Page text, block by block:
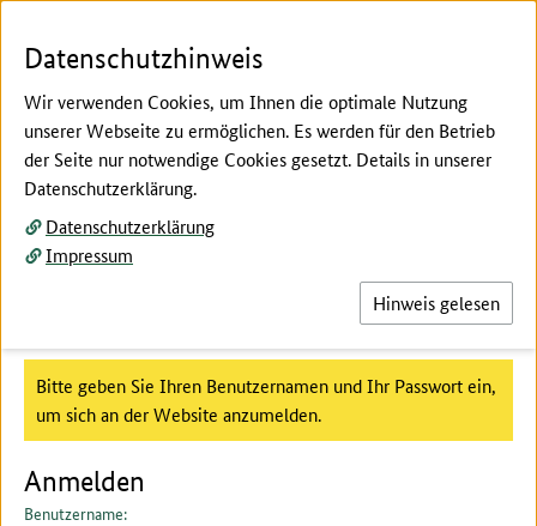
Hier beginnt der Hauptinhalt dieser Seite
Anmeldeformular
Benutzeranmeldung :
Bitte geben Sie Ihren Benutzernamen und Ihr Passwort ein,
um sich an der Website anzumelden.
Anmelden
Benutzername:
Datenschutzhinweis
Wir verwenden Cookies, um Ihnen die optimale Nutzung
unserer Webseite zu ermöglichen. Es werden für den Betrieb
der Seite nur notwendige Cookies gesetzt. Details in unserer
Datenschutzerklärung.
Datenschutzerklärung
Impressum
Hinweis gelesen